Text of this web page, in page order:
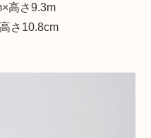
高さ9.3m
さ10.8cm